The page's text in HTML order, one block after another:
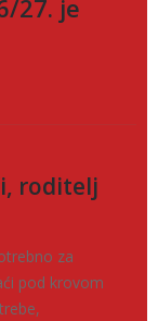
27. je
roditelj
za
pod krovom